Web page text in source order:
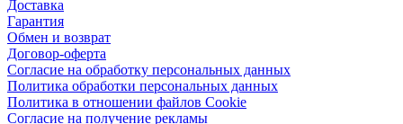
Доставка
Гарантия
Обмен и возврат
Договор-оферта
Согласие на обработку персональных данных
Политика обработки персональных данных
Политика в отношении файлов Cookie
Согласие на получение рекламы